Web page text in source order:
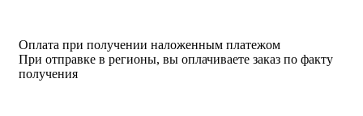
Оплата при получении наложенным платежом
При отправке в регионы, вы оплачиваете заказ по факту
получения